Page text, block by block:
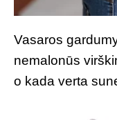
Vasaros
nemalonūs
o kada verta